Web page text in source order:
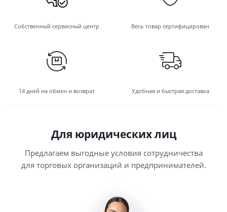
Собственный сервисный центр Весь товар сертифицирован
14 дней на обмен и возврат Удобная и быстрая доставка
Для юридических лиц
Предлагаем выгодные условия сотрудничества
для торговых организаций и предпринимателей.